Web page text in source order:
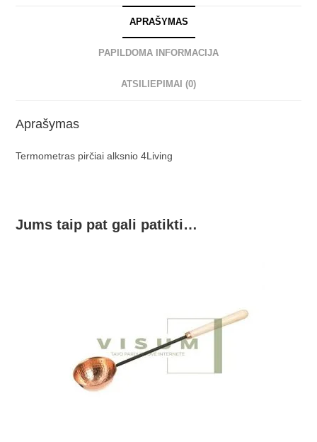
APRAŠYMAS
PAPILDOMA INFORMACIJA
ATSILIEPIMAI (0)
Aprašymas
Termometras pirčiai alksnio 4Living
Jums taip pat gali patikti…